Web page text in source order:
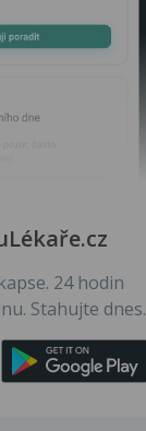
24 hodin
Stahujte dnes.